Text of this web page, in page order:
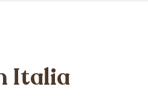
Italia